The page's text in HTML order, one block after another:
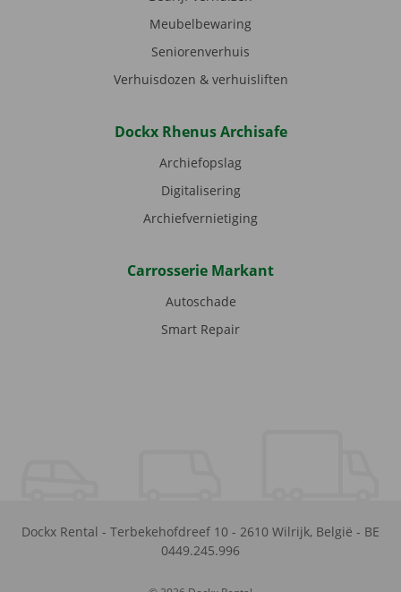
Meubelbewaring
Seniorenverhuis
Verhuisdozen & verhuisliften
Dockx Rhenus Archisafe
Archiefopslag
Digitalisering
Archiefvernietiging
Carrosserie Markant
Autoschade
Smart Repair
Dockx Rental - Terbekehofdreef 10 - 2610 Wilrijk, België - BE
0449.245.996